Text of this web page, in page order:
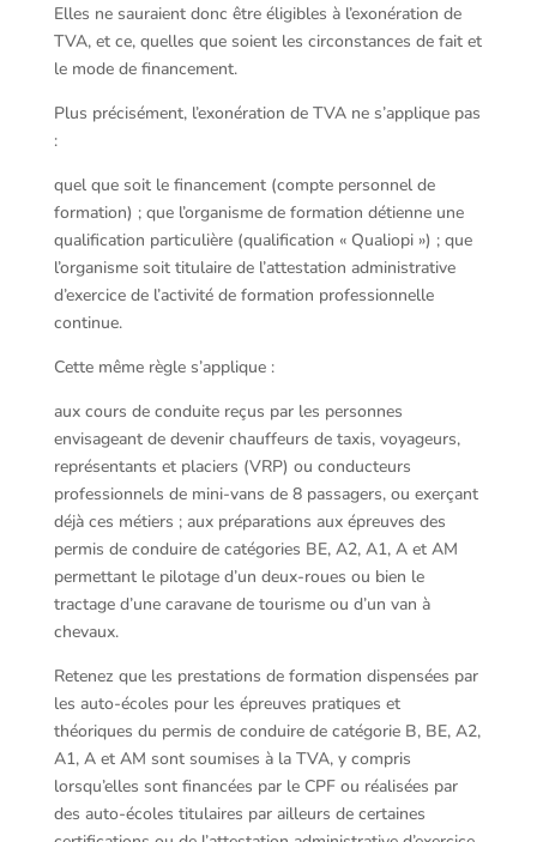
Elles ne sauraient donc être éligibles à l’exonération de
TVA, et ce, quelles que soient les circonstances de fait et
le mode de financement.
Plus précisément, l’exonération de TVA ne s’applique pas
:
quel que soit le financement (compte personnel de
formation) ; que l’organisme de formation détienne une
qualification particulière (qualification « Qualiopi ») ; que
l’organisme soit titulaire de l’attestation administrative
d’exercice de l’activité de formation professionnelle
continue.
Cette même règle s’applique :
aux cours de conduite reçus par les personnes
envisageant de devenir chauffeurs de taxis, voyageurs,
représentants et placiers (VRP) ou conducteurs
professionnels de mini-vans de 8 passagers, ou exerçant
déjà ces métiers ; aux préparations aux épreuves des
permis de conduire de catégories BE, A2, A1, A et AM
permettant le pilotage d’un deux-roues ou bien le
tractage d’une caravane de tourisme ou d’un van à
chevaux.
Retenez que les prestations de formation dispensées par
les auto-écoles pour les épreuves pratiques et
théoriques du permis de conduire de catégorie B, BE, A2,
A1, A et AM sont soumises à la TVA, y compris
lorsqu’elles sont financées par le CPF ou réalisées par
des auto-écoles titulaires par ailleurs de certaines